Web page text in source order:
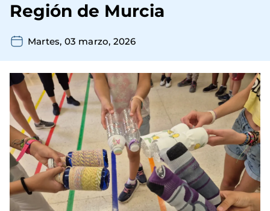
Región de Murcia
Martes, 03 marzo, 2026